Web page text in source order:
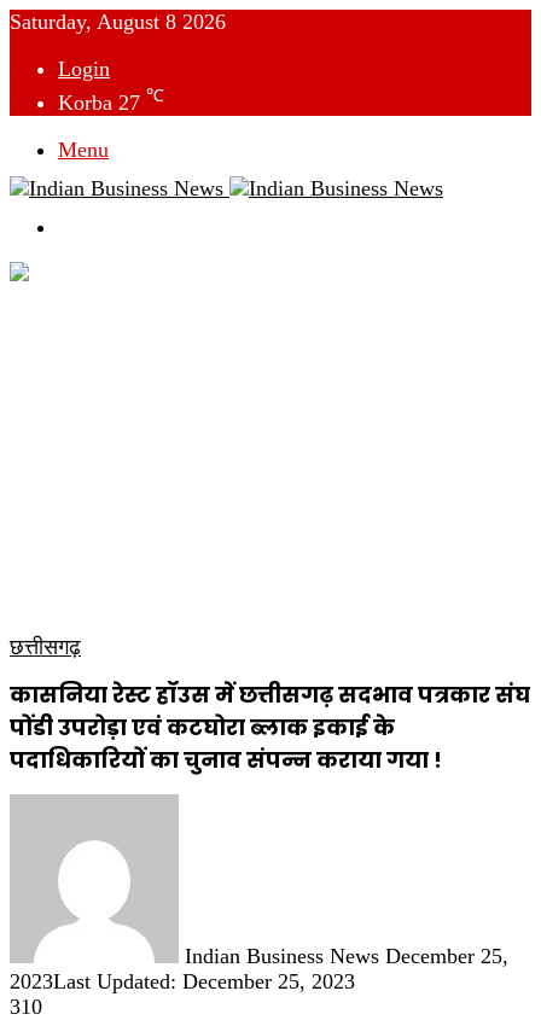
Saturday, August 8 2026
Login
Korba 27 ℃
Menu
छत्तीसगढ़
कासनिया रेस्ट हॉउस में छत्तीसगढ़ सदभाव पत्रकार संघ
पोंडी उपरोड़ा एवं कटघोरा ब्लाक इकाई के
पदाधिकारियों का चुनाव संपन्न कराया गया !
Indian Business News December 25,
2023Last Updated: December 25, 2023
310